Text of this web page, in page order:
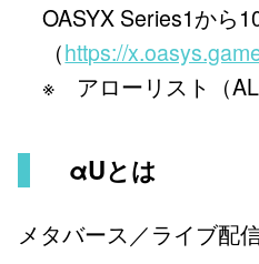
OASYX Series1から
（https://
※ アローリスト（
αUとは
メタバース／ライブ配